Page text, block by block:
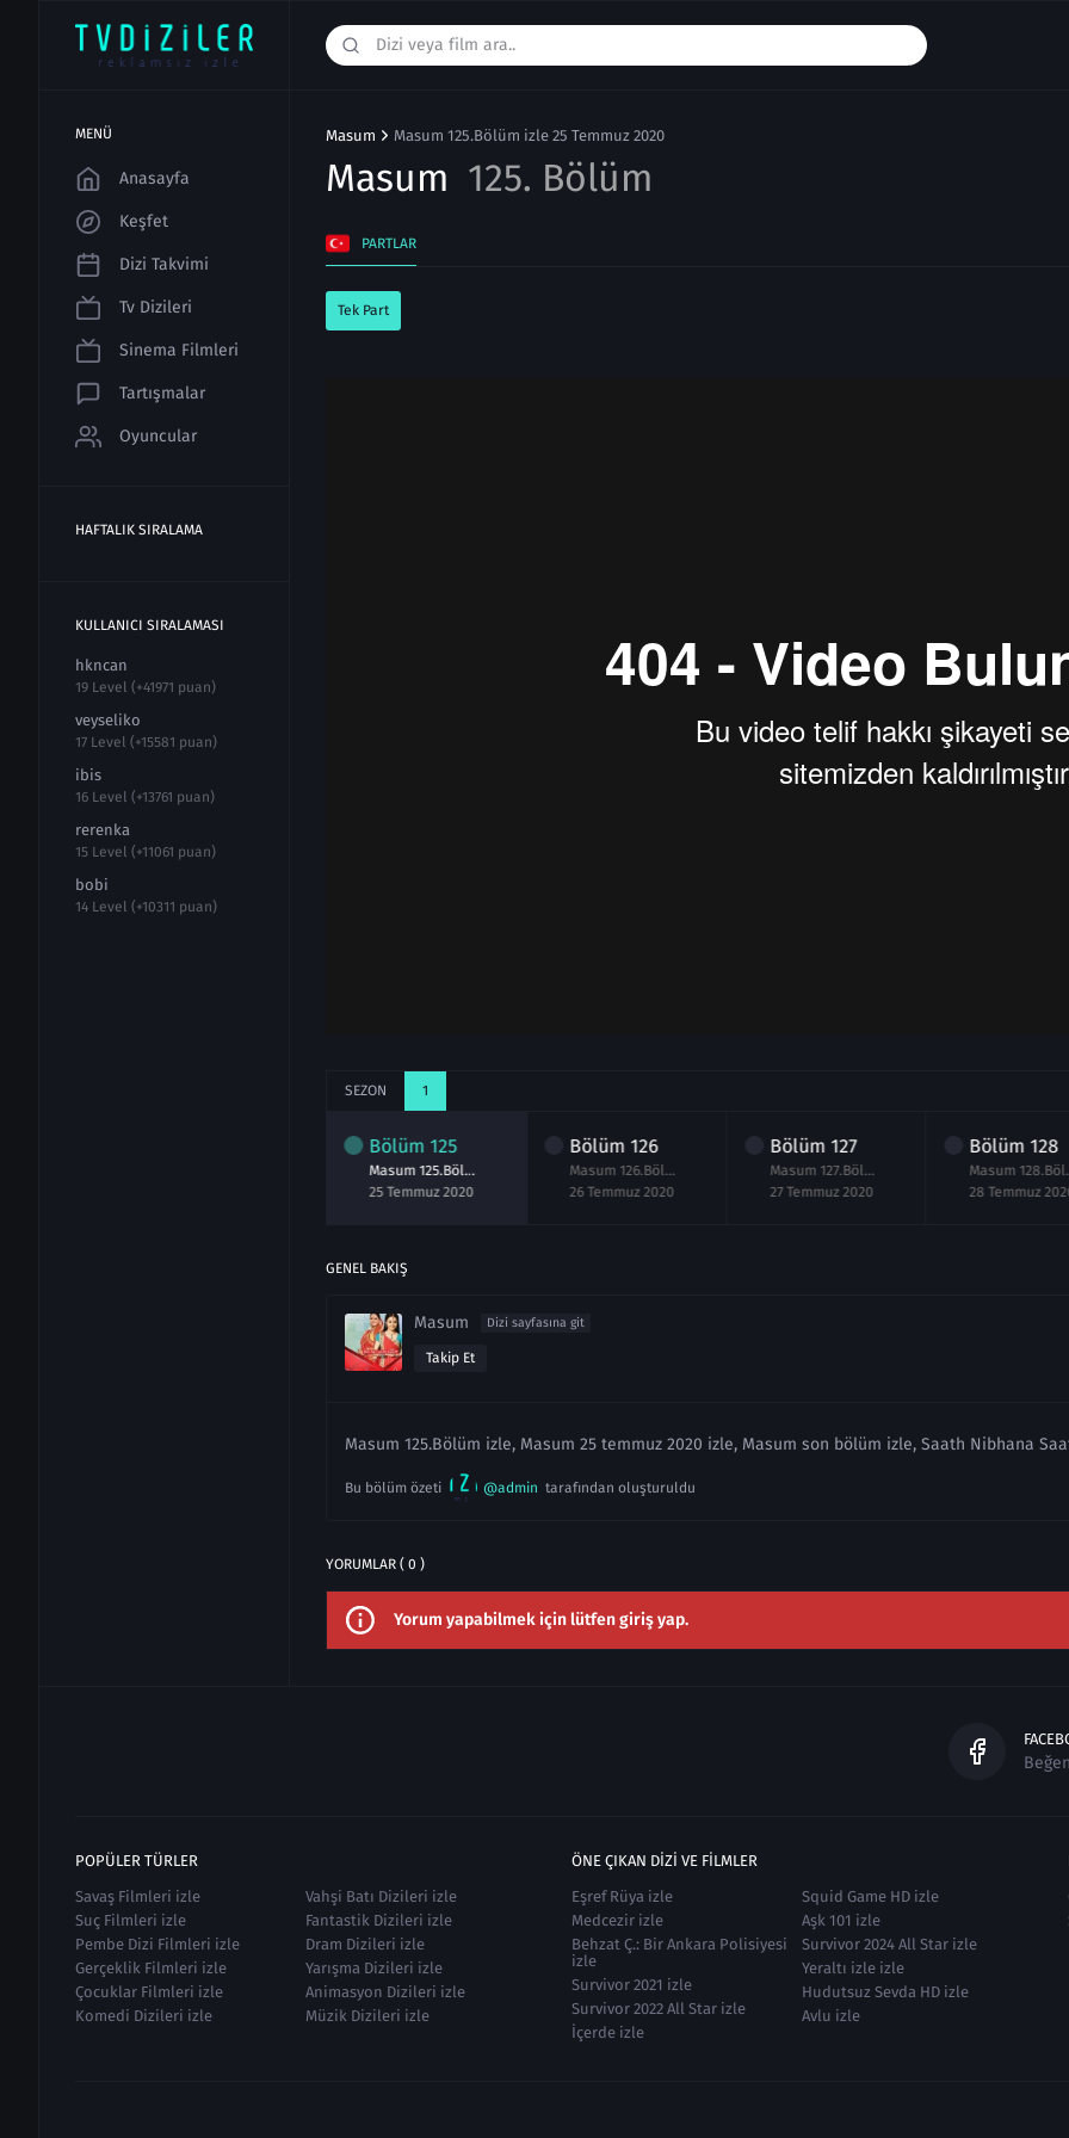
MENÜ
Anasayfa
Keşfet
Dizi Takvimi
Tv Dizileri
Sinema Filmleri
Tartışmalar
Oyuncular
HAFTALIK SIRALAMA
KULLANICI SIRALAMASI
hkncan
19 Level (+41971 puan)
veyseliko
17 Level (+15581 puan)
ibis
16 Level (+13761 puan)
rerenka
15 Level (+11061 puan)
bobi
14 Level (+10311 puan)
Masum Masum 125.Bölüm izle 25 Temmuz 2020
Masum 125. Bölüm
PARTLAR
Tek Part
SEZON 1
Bölüm125
Masum 125.Bölüm izle 25 Temmuz 2020
25 Temmuz 2020
Bölüm126
Masum 126.Bölüm izle 26 Temmuz 2020
26 Temmuz 2020
Bölüm127
Masum 127.Bölüm izle 27 Temmuz 2020
27 Temmuz 2020
Bölüm128
Masum
28 Temmuz
GENEL BAKIŞ
Masum Dizi sayfasına git
Takip Et
Masum 125.Bölüm izle, Masum 25 temmuz 2020 izle, Masum son bölüm izle, Saath Nibhana
Bu bölüm özeti @admin tarafından oluşturuldu
YORUMLAR ( 0 )
Yorum yapabilmek için lütfen giriş yap.
Beğen
POPÜLER TÜRLER
Savaş Filmleri izle
Suç Filmleri izle
Pembe Dizi Filmleri izle
Gerçeklik Filmleri izle
Çocuklar Filmleri izle
Komedi Dizileri izle
Vahşi Batı Dizileri izle
Fantastik Dizileri izle
Dram Dizileri izle
Yarışma Dizileri izle
Animasyon Dizileri izle
Müzik Dizileri izle
ÖNE ÇIKAN DIZI VE FILMLER
Eşref Rüya izle
Medcezir izle
Behzat Ç.: Bir Ankara Polisiyesi
izle
Survivor 2021 izle
Survivor 2022 All Star izle
İçerde izle
Squid Game HD izle
Aşk 101 izle
Survivor 2024 All Star izle
Yeraltı izle izle
Hudutsuz Sevda HD izle
Avlu izle